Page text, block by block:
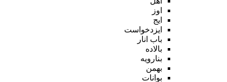
اوز
ایج
ایزدخواست
باب انار
بالاده
بنارویه
بهمن
بوانات